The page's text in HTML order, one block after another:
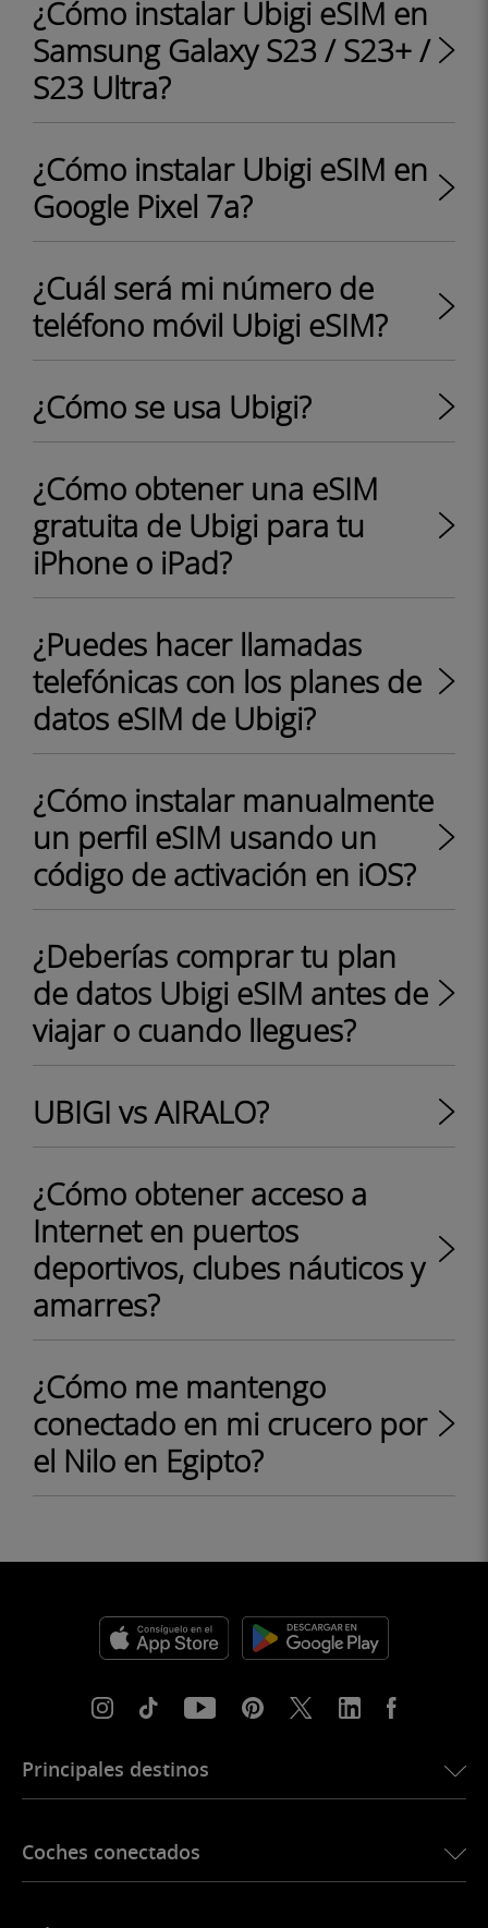
¿Cómo instalar Ubigi eSIM en
Samsung Galaxy S23 / S23+ /
S23 Ultra?
¿Cómo instalar Ubigi eSIM en
Google Pixel 7a?
¿Cuál será mi número de
teléfono móvil Ubigi eSIM?
¿Cómo se usa Ubigi?
¿Cómo obtener una eSIM
gratuita de Ubigi para tu
iPhone o iPad?
¿Puedes hacer llamadas
telefónicas con los planes de
datos eSIM de Ubigi?
¿Cómo instalar manualmente
un perfil eSIM usando un
código de activación en iOS?
¿Deberías comprar tu plan
de datos Ubigi eSIM antes de
viajar o cuando llegues?
UBIGI vs AIRALO?
¿Cómo obtener acceso a
Internet en puertos
deportivos, clubes náuticos y
amarres?
¿Cómo me mantengo
conectado en mi crucero por
el Nilo en Egipto?
Principales destinos
eSIM para Europa
Coches conectados